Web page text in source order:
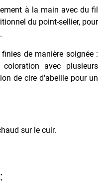
à la main avec du fil
du point-sellier, pour
de manière soignée :
avec plusieurs
de cire d'abeille pour un
sur le cuir.